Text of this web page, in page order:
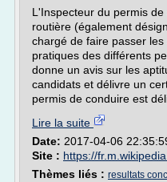
L'Inspecteur du permis
routière (également
chargé de faire passer
pratiques des différents
donne un avis sur les
candidats et délivre un
permis de conduire est
Lire la suite
Date: 2017-04-06
Site : https://
Thèmes liés : resultats